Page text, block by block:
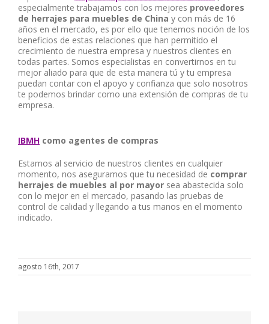
especialmente trabajamos con los mejores proveedores
de herrajes para muebles de China y con más de 16
años en el mercado, es por ello que tenemos noción de los
beneficios de estas relaciones que han permitido el
crecimiento de nuestra empresa y nuestros clientes en
todas partes. Somos especialistas en convertirnos en tu
mejor aliado para que de esta manera tú y tu empresa
puedan contar con el apoyo y confianza que solo nosotros
te podemos brindar como una extensión de compras de tu
empresa.
IBMH como agentes de compras
Estamos al servicio de nuestros clientes en cualquier
momento, nos aseguramos que tu necesidad de comprar
herrajes de muebles al por mayor sea abastecida solo
con lo mejor en el mercado, pasando las pruebas de
control de calidad y llegando a tus manos en el momento
indicado.
agosto 16th, 2017